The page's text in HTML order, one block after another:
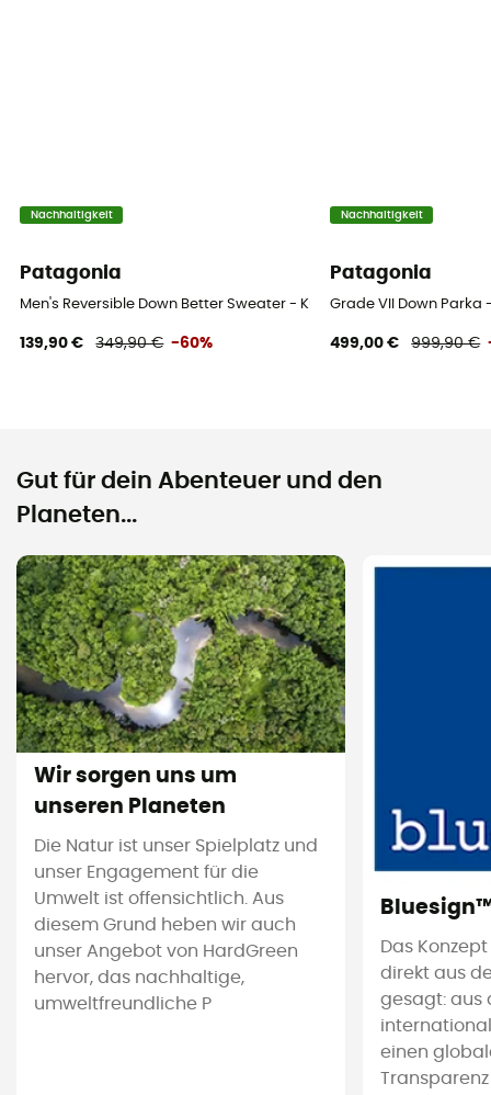
Nachhaltigkeit
Patagonia
Men's Reversible Down Better Sweater - Kunstfaserjacke - Herren
139,90 € 349,90 € -60%
Nachhaltigkeit
Patagonia
Grade VII Down Parka
499,00 € 999,90 €
Gut für dein Abenteuer und den
Planeten...
Wir sorgen uns um
unseren Planeten
Die Natur ist unser Spielplatz und
unser Engagement für die
Umwelt ist offensichtlich. Aus
diesem Grund heben wir auch
unser Angebot von HardGreen
hervor, das nachhaltige,
umweltfreundliche P
Das
direkt aus
gesagt: aus
einen